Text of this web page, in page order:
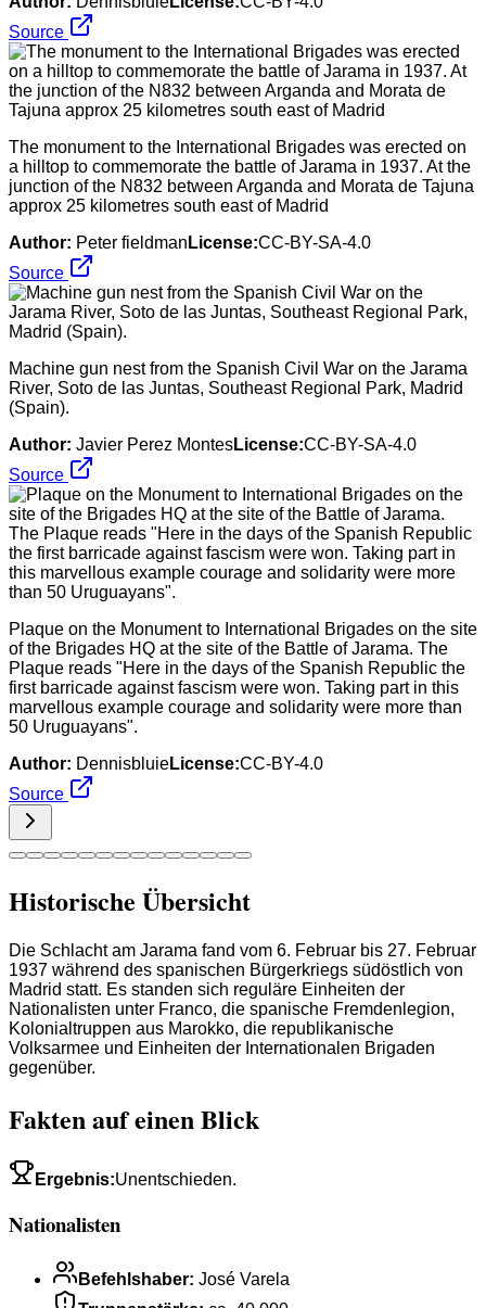
Source
The monument to the International Brigades was erected on
a hilltop to commemorate the battle of Jarama in 1937. At the
junction of the N832 between Arganda and Morata de Tajuna
approx 25 kilometres south east of Madrid
Author: Peter fieldman License:CC-BY-SA-4.0
Source
Machine gun nest from the Spanish Civil War on the Jarama
River, Soto de las Juntas, Southeast Regional Park, Madrid
(Spain).
Author: Javier Perez MontesLicense:CC-BY-SA-4.0
Source
Plaque on the Monument to International Brigades on the site
of the Brigades HQ at the site of the Battle of Jarama. The
Plaque reads "Here in the days of the Spanish Republic the
first barricade against fascism were won. Taking part in this
marvellous example courage and solidarity were more than
50 Uruguayans".
Author: DennisbluieLicense:CC-BY-4.0
Source
Historische Übersicht
Die Schlacht am Jarama fand vom 6. Februar bis 27. Februar
1937 während des spanischen Bürgerkriegs südöstlich von
Madrid statt. Es standen sich reguläre Einheiten der
Nationalisten unter Franco, die spanische Fremdenlegion,
Kolonialtruppen aus Marokko, die republikanische
Volksarmee und Einheiten der Internationalen Brigaden
gegenüber.
Fakten auf einen Blick
Ergebnis:Unentschieden.
Nationalisten
Befehlshaber: José Varela